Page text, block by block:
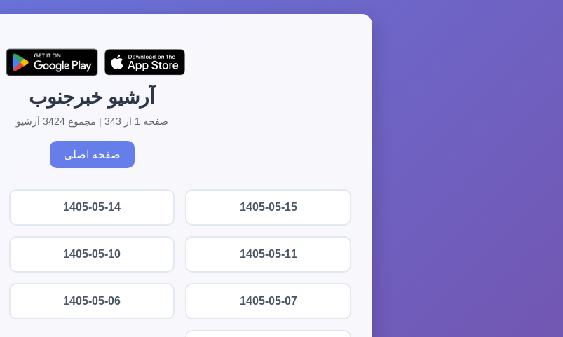
آرشیو خبرجنوب
صفحه 1 از 343 | مجموع 3424 آرشیو
صفحه اصلی
1405-05-15
1405-05-14
1405-05-11
1405-05-10
1405-05-07
1405-05-06